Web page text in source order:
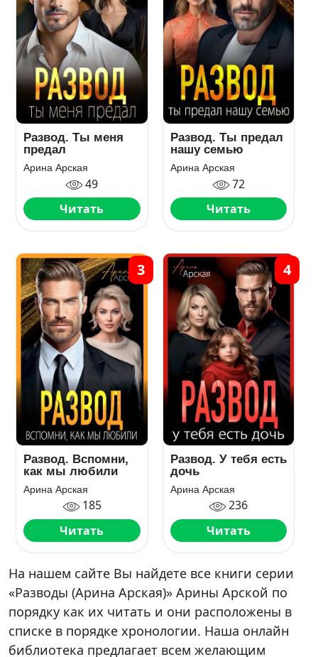
Развод. Ты меня
предал
Арина Арская
49
Читать
Развод. Ты предал
нашу семью
Арина Арская
72
Читать
Развод. Вспомни,
как мы любили
Арина Арская
185
Читать
3
Развод. У тебя есть
дочь
Арина Арская
236
Читать
4
На нашем сайте Вы найдете все книги серии
«Разводы (Арина Арская)» Арины Арской по
порядку как их читать и они расположены в
списке в порядке хронологии. Наша онлайн
библиотека предлагает всем желающим